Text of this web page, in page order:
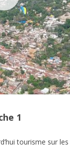
1
tourisme sur